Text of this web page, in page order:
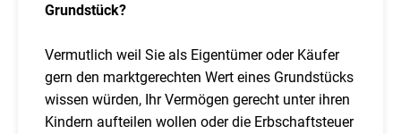
Grundstück?
Vermutlich weil Sie als Eigentümer oder Käufer
gern den marktgerechten Wert eines Grundstücks
wissen würden, Ihr Vermögen gerecht unter ihren
Kindern aufteilen wollen oder die Erbschaftsteuer